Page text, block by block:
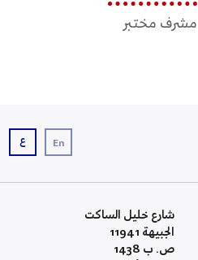
مشرف مختبر
En ع
شارع خليل الساكت
الجبيهة 11941
ص. ب 1438